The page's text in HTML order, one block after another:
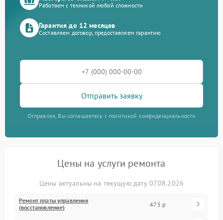
Работаем с техникой любой сложности
Гарантия до 12 месяцев
Составляем договор, предоставляем гарантию
Отправить заявку
Отправляя, Вы соглашаетесь с политикой конфиденциальности
Цены на услуги ремонта
Цены актуальны на текущую дату 07.08.2026
Ремонт платы управления
(восстановление)
475 р